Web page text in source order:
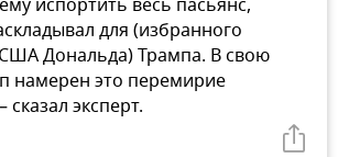
испортить весь пасьянс,
для (избранного
Дональда) Трампа. В свою
намерен это перемирие
эксперт.